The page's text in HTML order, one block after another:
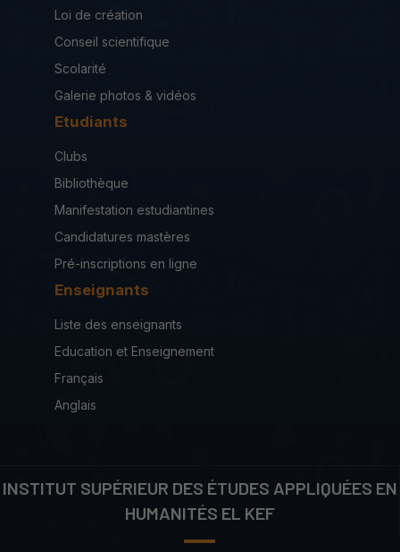
Loi de création
Conseil scientifique
Scolarité
Galerie photos & vidéos
Etudiants
Clubs
Bibliothèque
Manifestation estudiantines
Candidatures mastères
Pré-inscriptions en ligne
Enseignants
Liste des enseignants
Education et Enseignement
Français
Anglais
INSTITUT SUPÉRIEUR DES ÉTUDES APPLIQUÉES EN
HUMANITÉS EL KEF